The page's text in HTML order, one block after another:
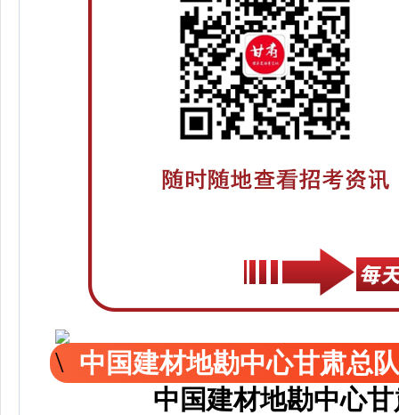
中国建材地勘中心甘肃总
中国建材地勘中心